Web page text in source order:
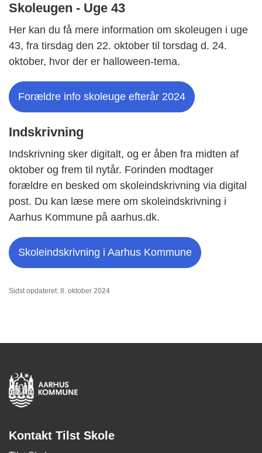
Skoleugen - Uge 43
Her kan du få mere information om skoleugen i uge
43, fra tirsdag den 22. oktober til torsdag d. 24.
oktober, hvor der er halloween-tema.
Forældre info skoleuge efterår 2024
Indskrivning
Indskrivning sker digitalt, og er åben fra midten af
oktober og frem til nytår. Forinden modtager
forældre en besked om skoleindskrivning via digital
post. Du kan læse mere om skoleindskrivning i
Aarhus Kommune på aarhus.dk.
Skoleindskrivning i Aarhus Kommune
Sidst opdateret: 8. oktober 2024
Kontakt Tilst Skole